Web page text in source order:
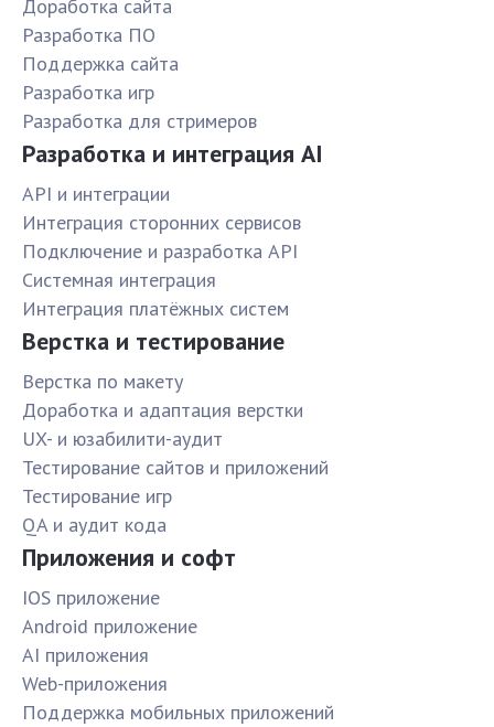
Доработка сайта
Разработка ПО
Поддержка сайта
Разработка игр
Разработка для стримеров
Разработка и интеграция AI
API и интеграции
Интеграция сторонних сервисов
Подключение и разработка API
Системная интеграция
Интеграция платёжных систем
Верстка и тестирование
Верстка по макету
Доработка и адаптация верстки
UX- и юзабилити-аудит
Тестирование сайтов и приложений
Тестирование игр
QA и аудит кода
Приложения и софт
IOS приложение
Android приложение
AI приложения
Web-приложения
Поддержка мобильных приложений